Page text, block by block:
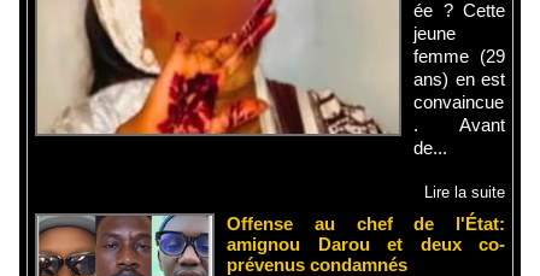
ée ? Cette
jeune
femme (29
ans) en est
convaincue
. Avant
de...
Lire la suite
Offense au chef de l'État:
amignou Darou et deux co-
prévenus condamnés